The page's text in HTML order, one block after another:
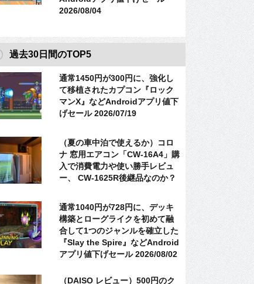
2026/08/04
過去30日間のTOP5
通常1450円が300円に、強化し
て移植されたカプコン『ロック
マンX』などAndroidアプリ値下
げセール 2026/07/19
（夏の車中泊で使えるか）コロ
ナ 窓用エアコン「CW-16A4」購
入で消費電力や使い勝手レビュ
ー、 CW-1625R後継品なのか？
通常1040円が728円に、デッキ
構築とローグライクを初めて融
合して1つのジャンルを確立した
『Slay the Spire』などAndroid
アプリ値下げセール 2026/08/02
（DAISO レビュー）500円のク